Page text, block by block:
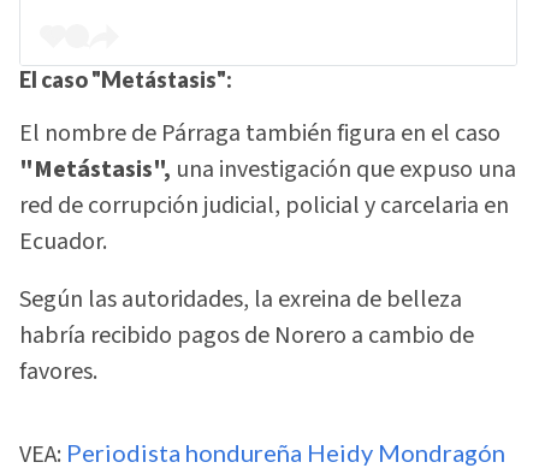
El caso "Metástasis":
El nombre de Párraga también figura en el caso
"Metástasis", una investigación que expuso una
red de corrupción judicial, policial y carcelaria en
Ecuador.
Según las autoridades, la exreina de belleza
habría recibido pagos de Norero a cambio de
favores.
VEA: Periodista hondureña Heidy Mondragón